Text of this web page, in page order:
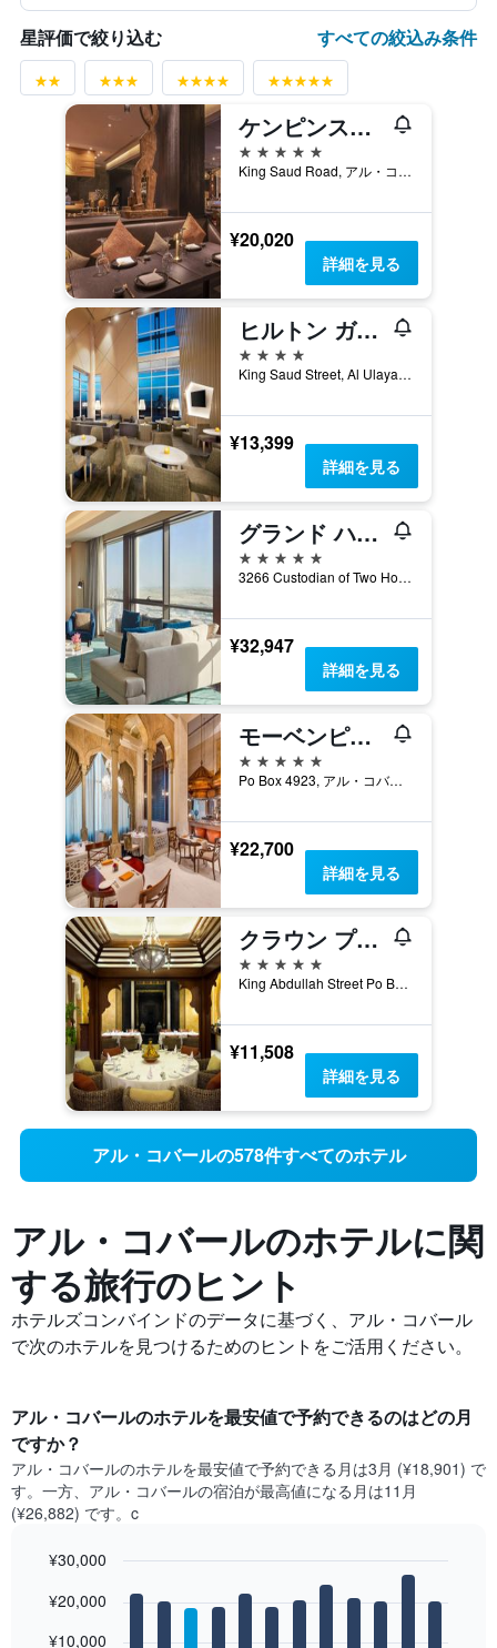
星評価で絞り込む すべての絞込み条件
ケンピンスキー アル オスマン ホテル アル コバール
5つ星
King Saud Road, アル・コバール, サウジアラビア
¥20,020
詳細を見る
ヒルトン ガーデン イン アル コバール
4つ星
King Saud Street, Al Ulaya, アル・コバール, サウジアラビア
¥13,399
詳細を見る
グランド ハイアット アルコバー ホテル アンド レジデンシズ
5つ星
3266 Custodian of Two Holy Mosques Road, アル・コバール, サウジアラビア
¥32,947
詳細を見る
モーベンピック ホテル アル コバール
5つ星
Po Box 4923, アル・コバール, サウジアラビア
¥22,700
詳細を見る
クラウン プラザ ホテル アル コバール
5つ星
King Abdullah Street Po Box 31327, アル・コバール, サウジアラビア
¥11,508
詳細を見る
アル・コバールの578件すべてのホテル
アル・コバールの​ホテルに関
する旅行のヒント
ホテルズコンバインドのデータに基づく、アル・コバール
で次のホテルを見つけるためのヒントをご活用ください。
アル・コバール​のホテルを最安値で予約できるのはどの月
ですか？
アル・コバール​の​ホテルを最安値で予約できる月は3月 (¥18,901) で
す。一方、アル・コバール​の​宿泊が最高値になる月は11月​
(¥26,882) です。c
chart
12
graphic.
¥10,000
¥20,000
¥30,000